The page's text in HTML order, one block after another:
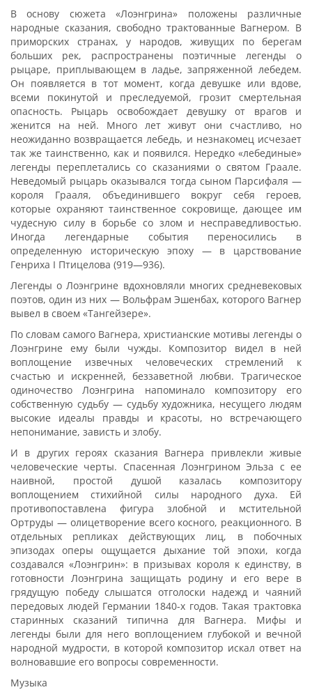
В основу сюжета «Лоэнгрина» положены различные
народные сказания, свободно трактованные Вагнером. В
приморских странах, у народов, живущих по берегам
больших рек, распространены поэтичные легенды о
рыцаре, приплывающем в ладье, запряженной лебедем.
Он появляется в тот момент, когда девушке или вдове,
всеми покинутой и преследуемой, грозит смертельная
опасность. Рыцарь освобождает девушку от врагов и
женится на ней. Много лет живут они счастливо, но
неожиданно возвращается лебедь, и незнакомец исчезает
так же таинственно, как и появился. Нередко «лебединые»
легенды переплетались со сказаниями о святом Граале.
Неведомый рыцарь оказывался тогда сыном Парсифаля —
короля Грааля, объединившего вокруг себя героев,
которые охраняют таинственное сокровище, дающее им
чудесную силу в борьбе со злом и несправедливостью.
Иногда легендарные события переносились в
определенную историческую эпоху — в царствование
Генриха I Птицелова (919—936).
Легенды о Лоэнгрине вдохновляли многих средневековых
поэтов, один из них — Вольфрам Эшенбах, которого Вагнер
вывел в своем «Тангейзере».
По словам самого Вагнера, христианские мотивы легенды о
Лоэнгрине ему были чужды. Композитор видел в ней
воплощение извечных человеческих стремлений к
счастью и искренней, беззаветной любви. Трагическое
одиночество Лоэнгрина напоминало композитору его
собственную судьбу — судьбу художника, несущего людям
высокие идеалы правды и красоты, но встречающего
непонимание, зависть и злобу.
И в других героях сказания Вагнера привлекли живые
человеческие черты. Спасенная Лоэнгрином Эльза с ее
наивной, простой душой казалась композитору
воплощением стихийной силы народного духа. Ей
противопоставлена фигура злобной и мстительной
Ортруды — олицетворение всего косного, реакционного. В
отдельных репликах действующих лиц, в побочных
эпизодах оперы ощущается дыхание той эпохи, когда
создавался «Лоэнгрин»: в призывах короля к единству, в
готовности Лоэнгрина защищать родину и его вере в
грядущую победу слышатся отголоски надежд и чаяний
передовых людей Германии 1840-х годов. Такая трактовка
старинных сказаний типична для Вагнера. Мифы и
легенды были для него воплощением глубокой и вечной
народной мудрости, в которой композитор искал ответ на
волновавшие его вопросы современности.
Музыка